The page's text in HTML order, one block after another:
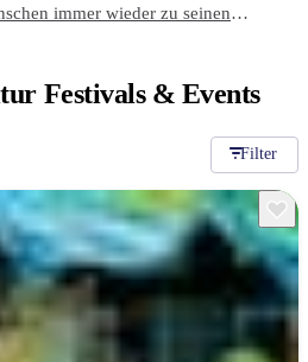
immer wieder zu seinen
Festivals & Events
Filter